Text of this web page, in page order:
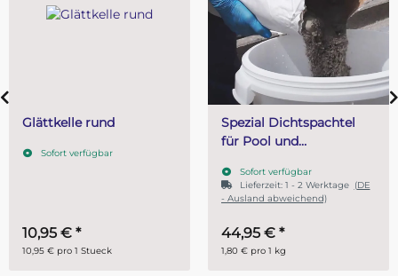
Glättkelle rund
Sofort verfügbar
10,95 € *
10,95 € pro 1 Stueck
Spezial Dichtspachtel
für Pool und
Sofort verfügbar
Lieferzeit: 1 - 2 Werktage (DE
- Ausland abweichend)
44,95 € *
1,80 € pro 1 kg